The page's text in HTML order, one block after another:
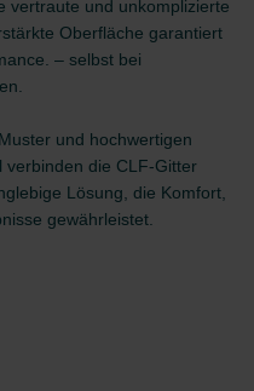
vertraute und unkomplizierte
Oberfläche garantiert
– selbst bei
und hochwertigen
verbinden die CLF-Gitter
Lösung, die Komfort,
gewährleistet.